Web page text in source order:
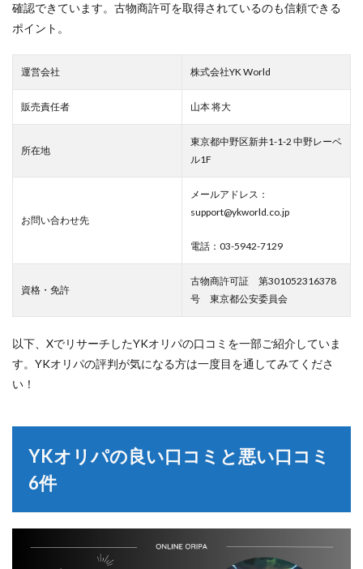
確認できています。古物商許可を取得されているのも信頼できる
ポイント。
運営会社 株式会社YK World
販売責任者 山本 将大
所在地
東京都中野区新井1-1-2 中野レーベ
ル1F
お問い合わせ先
メールアドレス：
support@ykworld.co.jp
電話：03-5942-7129
資格・免許
古物商許可証 第301052316378
号 東京都公安委員会
以下、XでリサーチしたYKオリパの口コミを一部ご紹介していま
す。YKオリパの評判が気になる方は一度目を通してみてくださ
い！
YKオリパの良い口コミと悪い口コミ
6件